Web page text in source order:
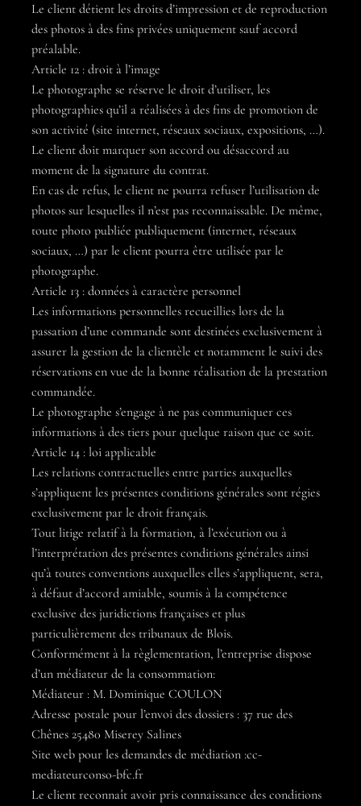
Le client détient les droits d’impression et de reproduction
des photos à des fins privées uniquement sauf accord
préalable.
Article 12 : droit à l’image
Le photographe se réserve le droit d’utiliser, les
photographies qu’il a réalisées à des fins de promotion de
son activité (site internet, réseaux sociaux, expositions, …).
Le client doit marquer son accord ou désaccord au
moment de la signature du contrat.
En cas de refus, le client ne pourra refuser l’utilisation de
photos sur lesquelles il n’est pas reconnaissable. De même,
toute photo publiée publiquement (internet, réseaux
sociaux, …) par le client pourra être utilisée par le
photographe.
Article 13 : données à caractère personnel
Les informations personnelles recueillies lors de la
passation d’une commande sont destinées exclusivement à
assurer la gestion de la clientèle et notamment le suivi des
réservations en vue de la bonne réalisation de la prestation
commandée.
Le photographe s’engage à ne pas communiquer ces
informations à des tiers pour quelque raison que ce soit.
Article 14 : loi applicable
Les relations contractuelles entre parties auxquelles
s’appliquent les présentes conditions générales sont régies
exclusivement par le droit français.
Tout litige relatif à la formation, à l’exécution ou à
l’interprétation des présentes conditions générales ainsi
qu’à toutes conventions auxquelles elles s’appliquent, sera,
à défaut d’accord amiable, soumis à la compétence
exclusive des juridictions françaises et plus
particulièrement des tribunaux de Blois.
Conformément à la règlementation, l’entreprise dispose
d’un médiateur de la consommation:
Médiateur : M. Dominique COULON
Adresse postale pour l’envoi des dossiers : 37 rue des
Chênes 25480 Miserey Salines
Site web pour les demandes de médiation :cc-
mediateurconso-bfc.fr
Le client reconnaît avoir pris connaissance des conditions